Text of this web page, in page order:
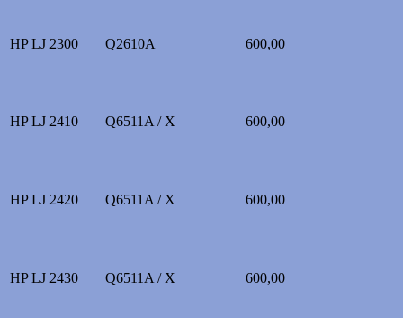
HP LJ 2300 Q2610A 600,00
HP LJ 2410 Q6511A / X 600,00
HP LJ 2420 Q6511A / X 600,00
HP LJ 2430 Q6511A / X 600,00